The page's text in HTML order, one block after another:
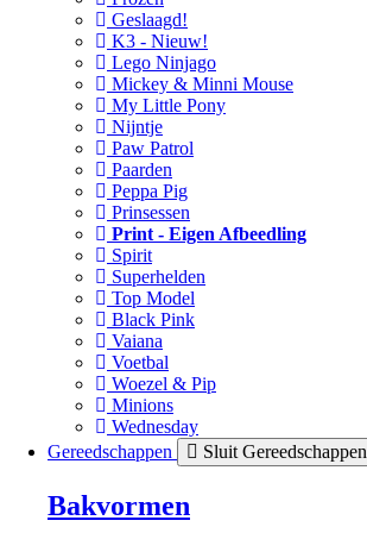
Geslaagd!
K3 - Nieuw!
Lego Ninjago
Mickey & Minni Mouse
My Little Pony
Nijntje
Paw Patrol
Paarden
Peppa Pig
Prinsessen
Print - Eigen Afbeedling
Spirit
Superhelden
Top Model
Black Pink
Vaiana
Voetbal
Woezel & Pip
Minions
Wednesday
Gereedschappen
Sluit Gereedschappen
Bakvormen